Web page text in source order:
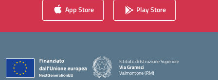
App Store Play Store
Istituto di Istruzione Superiore
Via Gramsci
Valmontone (RM)